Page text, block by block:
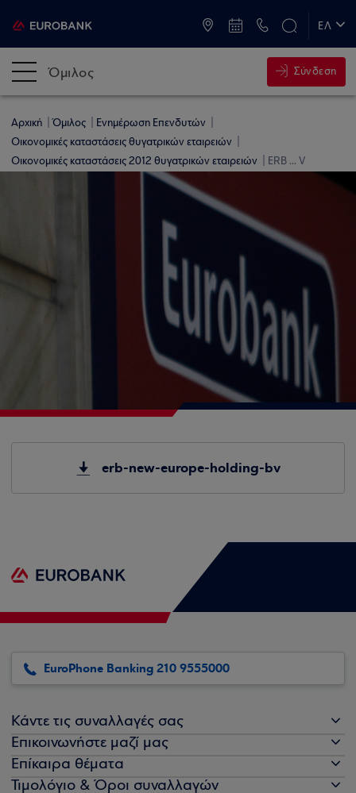
ΕΛ
Όμιλος Σύνδεση
Αρχική Όμιλος
Ενημέρωση Επενδυτών
Οικονομικές καταστάσεις θυγατρικών εταιρειών
Οικονομικές καταστάσεις 2012 θυγατρικών εταιρειών
ERB ... V
erb-new-europe-holding-bv
EuroPhone Banking 210 9555000
Κάντε τις συναλλαγές σας
Επικοινωνήστε μαζί μας
Επίκαιρα θέματα
Τιμολόγιο & Όροι συναλλαγών